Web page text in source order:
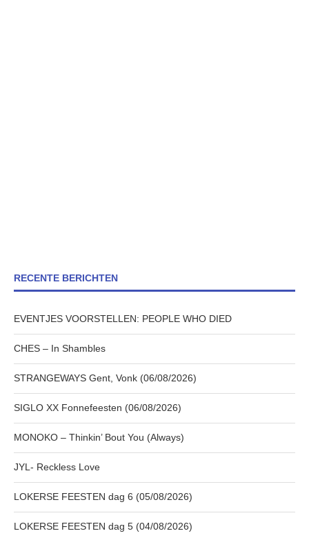
RECENTE BERICHTEN
EVENTJES VOORSTELLEN: PEOPLE WHO DIED
CHES – In Shambles
STRANGEWAYS Gent, Vonk (06/08/2026)
SIGLO XX Fonnefeesten (06/08/2026)
MONOKO – Thinkin’ Bout You (Always)
JYL- Reckless Love
LOKERSE FEESTEN dag 6 (05/08/2026)
LOKERSE FEESTEN dag 5 (04/08/2026)